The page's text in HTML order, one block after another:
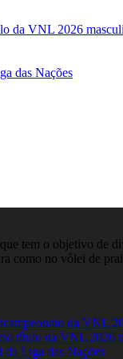
da VNL 2026
das Nações
tem o objetivo de
como no vôlei de
da VNL
título da VNL 2026
da Liga das Nações